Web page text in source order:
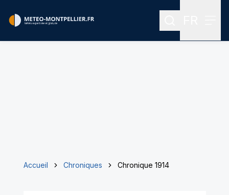
Rechercher
Accueil Chroniques Chronique 1914